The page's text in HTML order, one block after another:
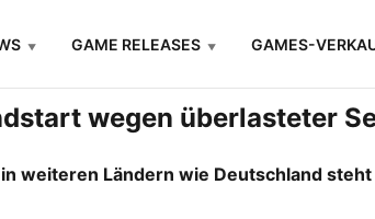
GAME RELEASES GAMES-
wegen überlasteter
weiteren Ländern wie Deutschland